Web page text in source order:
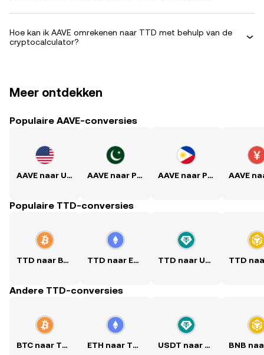
Hoe kan ik AAVE omrekenen naar TTD met behulp van de
cryptocalculator?
Meer ontdekken
Populaire AAVE-conversies
AAVE naar USD AAVE naar PKR AAVE naar PHP
Populaire TTD-conversies
TTD naar BTC TTD naar ETH TTD naar USDT
Andere TTD-conversies
BTC naar TTD ETH naar TTD USDT naar TTD